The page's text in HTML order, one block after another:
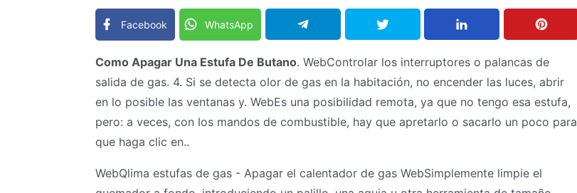
Facebook WhatsApp
Como Apagar Una Estufa De Butano. WebControlar los interruptores o palancas de
salida de gas. 4. Si se detecta olor de gas en la habitación, no encender las luces, abrir
en lo posible las ventanas y. WebEs una posibilidad remota, ya que no tengo esa estufa,
pero: a veces, con los mandos de combustible, hay que apretarlo o sacarlo un poco para
que haga clic en..
WebQlima estufas de gas - Apagar el calentador de gas WebSimplemente limpie el